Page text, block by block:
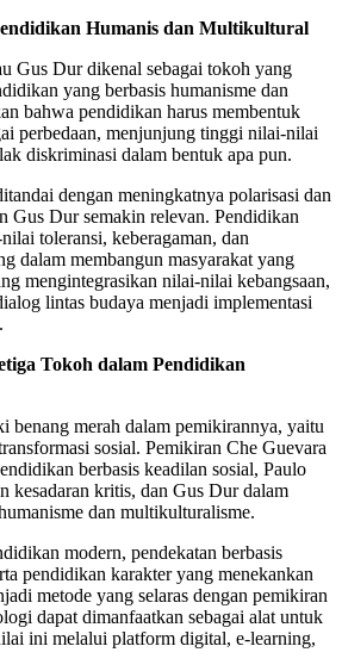
Humanis dan Multikultural
Gus Dur dikenal sebagai tokoh yang
yang berbasis humanisme dan
bahwa pendidikan harus membentuk
perbedaan, menjunjung tinggi nilai-nilai
diskriminasi dalam bentuk apa pun.
dengan meningkatnya polarisasi dan
Gus Dur semakin relevan. Pendidikan
toleransi, keberagaman, dan
dalam membangun masyarakat yang
mengintegrasikan nilai-nilai kebangsaan,
lintas budaya menjadi implementasi
Tokoh dalam Pendidikan
merah dalam pemikirannya, yaitu
sosial. Pemikiran Che Guevara
berbasis keadilan sosial, Paulo
kesadaran kritis, dan Gus Dur dalam
dan multikulturalisme.
modern, pendekatan berbasis
pendidikan karakter yang menekankan
metode yang selaras dengan pemikiran
dapat dimanfaatkan sebagai alat untuk
ini melalui platform digital, e-learning,